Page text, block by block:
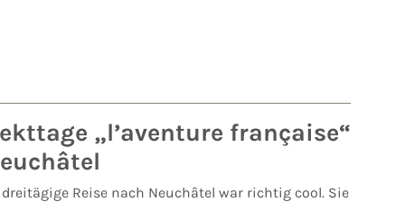
„l’aventure française“
dreitägige Reise nach Neuchâtel war richtig cool. Sie